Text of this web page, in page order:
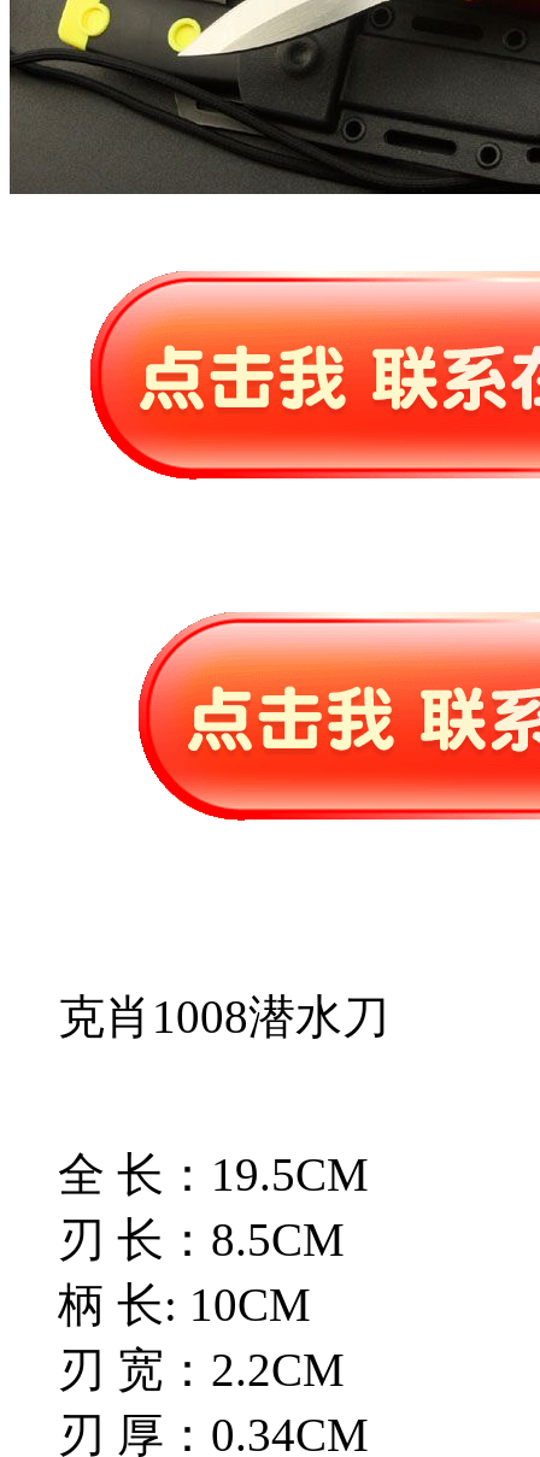
克肖1008潜水刀
全 长：19.5CM
刃 长：8.5CM
柄 长: 10CM
刃 宽：2.2CM
刃 厚：0.34CM